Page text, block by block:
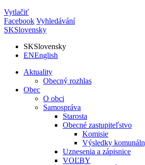
Vytlačiť
Facebook Vyhledávání
SKSlovensky
SKSlovensky
ENEnglish
Aktuality
Obecný rozhlas
Obec
O obci
Samospráva
Starosta
Obecné zastupiteľstvo
Komisie
Výsledky
Uznesenia a zápisnice
VOĽBY